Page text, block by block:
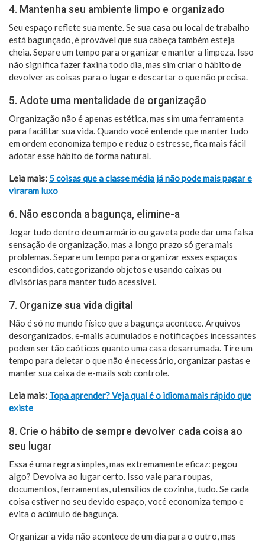
4. Mantenha seu ambiente limpo e organizado
Seu espaço reflete sua mente. Se sua casa ou local de trabalho
está bagunçado, é provável que sua cabeça também esteja
cheia. Separe um tempo para organizar e manter a limpeza. Isso
não significa fazer faxina todo dia, mas sim criar o hábito de
devolver as coisas para o lugar e descartar o que não precisa.
5. Adote uma mentalidade de organização
Organização não é apenas estética, mas sim uma ferramenta
para facilitar sua vida. Quando você entende que manter tudo
em ordem economiza tempo e reduz o estresse, fica mais fácil
adotar esse hábito de forma natural.
Leia mais: 5 coisas que a classe média já não pode mais pagar e
viraram luxo
6. Não esconda a bagunça, elimine-a
Jogar tudo dentro de um armário ou gaveta pode dar uma falsa
sensação de organização, mas a longo prazo só gera mais
problemas. Separe um tempo para organizar esses espaços
escondidos, categorizando objetos e usando caixas ou
divisórias para manter tudo acessível.
7. Organize sua vida digital
Não é só no mundo físico que a bagunça acontece. Arquivos
desorganizados, e-mails acumulados e notificações incessantes
podem ser tão caóticos quanto uma casa desarrumada. Tire um
tempo para deletar o que não é necessário, organizar pastas e
manter sua caixa de e-mails sob controle.
Leia mais: Topa aprender? Veja qual é o idioma mais rápido que
existe
8. Crie o hábito de sempre devolver cada coisa ao
seu lugar
Essa é uma regra simples, mas extremamente eficaz: pegou
algo? Devolva ao lugar certo. Isso vale para roupas,
documentos, ferramentas, utensílios de cozinha, tudo. Se cada
coisa estiver no seu devido espaço, você economiza tempo e
evita o acúmulo de bagunça.
Organizar a vida não acontece de um dia para o outro, mas